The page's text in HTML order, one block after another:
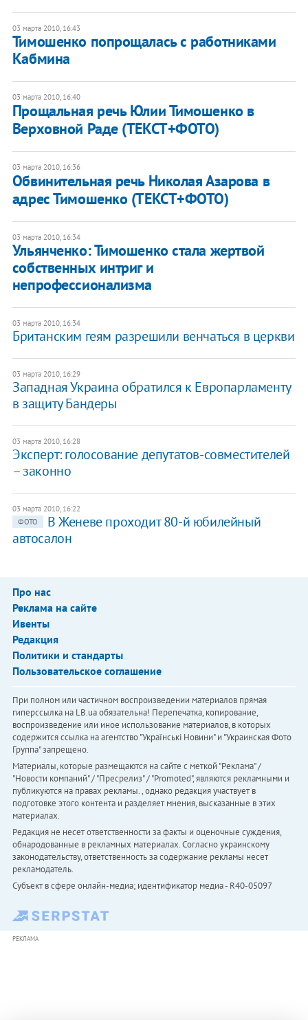
03 марта 2010, 16:43
Тимошенко попрощалась с работниками
Кабмина
03 марта 2010, 16:40
Прощальная речь Юлии Тимошенко в
Верховной Раде (ТЕКСТ+ФОТО)
03 марта 2010, 16:36
Обвинительная речь Николая Азарова в
адрес Тимошенко (ТЕКСТ+ФОТО)
03 марта 2010, 16:34
Ульянченко: Тимошенко стала жертвой
собственных интриг и
непрофессионализма
03 марта 2010, 16:34
Британским геям разрешили венчаться в церкви
03 марта 2010, 16:29
Западная Украина обратился к Европарламенту
в защиту Бандеры
03 марта 2010, 16:28
Эксперт: голосование депутатов-совместителей
– законно
03 марта 2010, 16:22
ФОТО
В Женеве проходит 80-й юбилейный
автосалон
Про нас
Реклама на сайте
Ивенты
Редакция
Политики и стандарты
Пользовательское соглашение
При полном или частичном воспроизведении материалов прямая
гиперссылка на LB.ua обязательна! Перепечатка, копирование,
воспроизведение или иное использование материалов, в которых
содержится ссылка на агентство "Українськi Новини" и "Украинская Фото
Группа" запрещено.
Материалы, которые размещаются на сайте с меткой "Реклама" /
"Новости компаний" / "Пресрелиз" / "Promoted", являются рекламными и
публикуются на правах рекламы. , однако редакция участвует в
подготовке этого контента и разделяет мнения, высказанные в этих
материалах.
Редакция не несет ответственности за факты и оценочные суждения,
обнародованные в рекламных материалах. Согласно украинскому
законодательству, ответственность за содержание рекламы несет
рекламодатель.
Субъект в сфере онлайн-медиа; идентификатор медиа - R40-05097
РЕКЛАМА